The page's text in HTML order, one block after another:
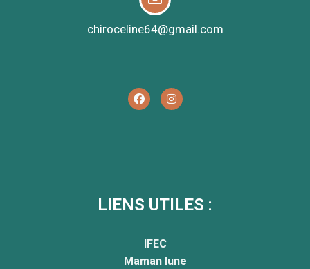
chiroceline64@gmail.com
LIENS UTILES :
IFEC
Maman lune